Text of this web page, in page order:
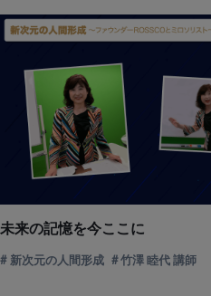
未来の記憶を今ここに
新次元の人間形成 竹澤 睦代 講師